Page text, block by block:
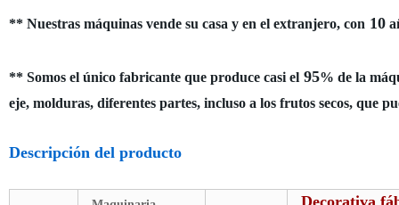
** Nuestras máquinas vende su casa y en el extranjero, con10
** Somos el único fabricante que produce casi el95% de la
eje, molduras, diferentes partes, incluso a los frutos secos, que
Descripción del producto
Decorativa